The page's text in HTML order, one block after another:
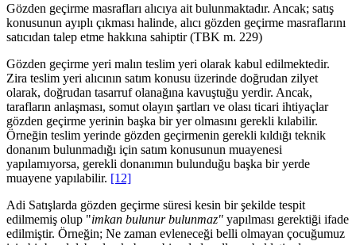
Gözden geçirme masrafları alıcıya ait bulunmaktadır. Ancak; satış
konusunun ayıplı çıkması halinde, alıcı gözden geçirme masraflarını
satıcıdan talep etme hakkına sahiptir (TBK m. 229)
Gözden geçirme yeri malın teslim yeri olarak kabul edilmektedir.
Zira teslim yeri alıcının satım konusu üzerinde doğrudan zilyet
olarak, doğrudan tasarruf olanağına kavuştuğu yerdir. Ancak,
tarafların anlaşması, somut olayın şartları ve olası ticari ihtiyaçlar
gözden geçirme yerinin başka bir yer olmasını gerekli kılabilir.
Örneğin teslim yerinde gözden geçirmenin gerekli kıldığı teknik
donanım bulunmadığı için satım konusunun muayenesi
yapılamıyorsa, gerekli donanımın bulunduğu başka bir yerde
muayene yapılabilir. [12]
Adi Satışlarda gözden geçirme süresi kesin bir şekilde tespit
edilmemiş olup "imkan bulunur bulunmaz" yapılması gerektiği ifade
edilmiştir. Örneğin; Ne zaman evleneceği belli olmayan çocuğumuz